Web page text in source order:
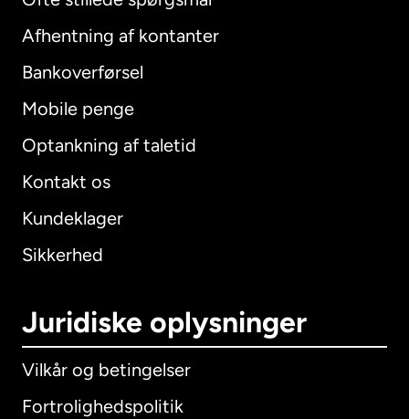
Afhentning af kontanter
Bankoverførsel
Mobile penge
Optankning af taletid
Kontakt os
Kundeklager
Sikkerhed
Juridiske oplysninger
Vilkår og betingelser
Fortrolighedspolitik